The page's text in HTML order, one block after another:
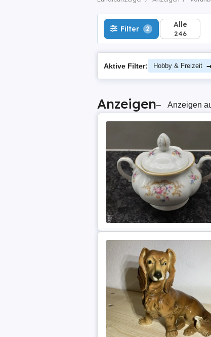
Filter 2 Alle
246
Aktive Filter: Hobby & Freizeit
Anzeigen– Anzeigen